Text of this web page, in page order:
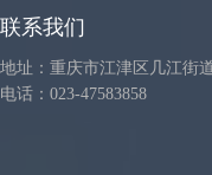
联系我们
地址：重庆市江津区几江街
电话：023-47583858